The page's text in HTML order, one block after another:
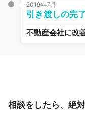
2019年7月
引き渡しの完了
不動産会社に改
相談をしたら、絶